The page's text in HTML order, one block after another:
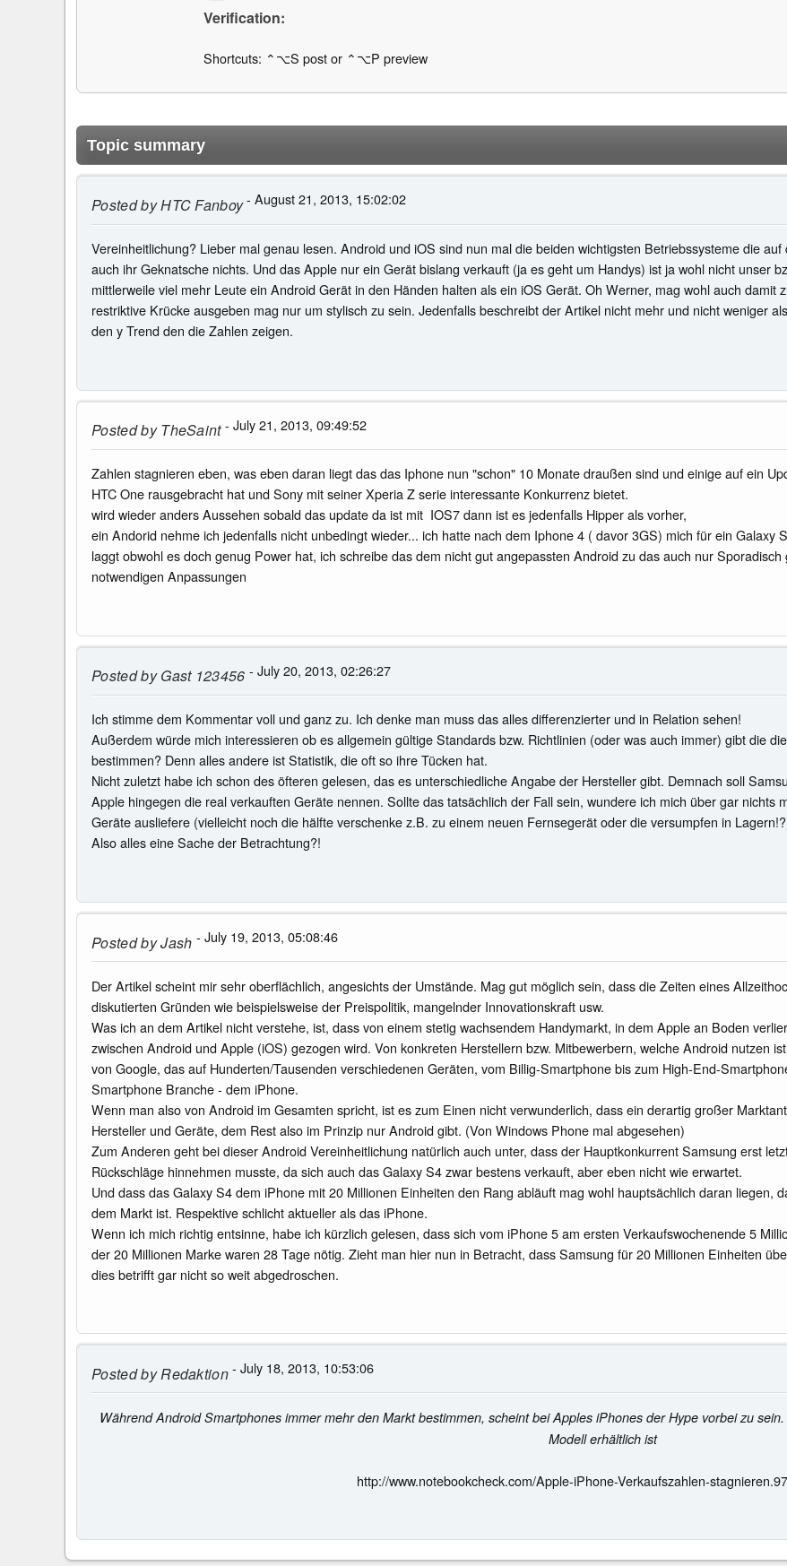
Verification:
Shortcuts: ⌃⌥S post or ⌃⌥P preview
Topic summary
Posted byHTC Fanboy- August 21, 2013, 15:02:02
Vereinheitlichung? Lieber mal genau lesen. Android und iOS sind nun mal die beiden wichtigsten Betriebssysteme die
auch ihr Geknatsche nichts. Und das Apple nur ein Gerät bislang verkauft (ja es geht um Handys) ist ja wohl nicht unser
mittlerweile viel mehr Leute ein Android Gerät in den Händen halten als ein iOS Gerät. Oh Werner, mag wohl auch
restriktive Krücke ausgeben mag nur um stylisch zu sein. Jedenfalls beschreibt der Artikel nicht mehr und nicht weniger
den y Trend den die Zahlen zeigen.
Posted byTheSaint- July 21, 2013, 09:49:52
Zahlen stagnieren eben, was eben daran liegt das das Iphone nun "schon" 10 Monate draußen sind und einige auf ein
HTC One rausgebracht hat und Sony mit seiner Xperia Z serie interessante Konkurrenz bietet.
wird wieder anders Aussehen sobald das update da ist mit IOS7 dann ist es jedenfalls Hipper als vorher,
ein Andorid nehme ich jedenfalls nicht unbedingt wieder... ich hatte nach dem Iphone 4 ( davor 3GS) mich für ein Galaxy
laggt obwohl es doch genug Power hat, ich schreibe das dem nicht gut angepassten Android zu das auch nur
notwendigen Anpassungen
Posted byGast 123456 - July 20, 2013, 02:26:27
Ich stimme dem Kommentar voll und ganz zu. Ich denke man muss das alles differenzierter und in Relation sehen!
Außerdem würde mich interessieren ob es allgemein gültige Standards bzw. Richtlinien (oder was auch immer) gibt die
bestimmen? Denn alles andere ist Statistik, die oft so ihre Tücken hat.
Nicht zuletzt habe ich schon des öfteren gelesen, das es unterschiedliche Angabe der Hersteller gibt. Demnach soll
Apple hingegen die real verkauften Geräte nennen. Sollte das tatsächlich der Fall sein, wundere ich mich über gar nichts
Geräte ausliefere (vielleicht noch die hälfte verschenke z.B. zu einem neuen Fernsegerät oder die versumpfen in
Also alles eine Sache der Betrachtung?!
Posted byJash - July 19, 2013, 05:08:46
Der Artikel scheint mir sehr oberflächlich, angesichts der Umstände. Mag gut möglich sein, dass die Zeiten eines
diskutierten Gründen wie beispielsweise der Preispolitik, mangelnder Innovationskraft usw.
Was ich an dem Artikel nicht verstehe, ist, dass von einem stetig wachsendem Handymarkt, in dem Apple an Boden
zwischen Android und Apple (iOS) gezogen wird. Von konkreten Herstellern bzw. Mitbewerbern, welche Android nutzen
von Google, das auf Hunderten/Tausenden verschiedenen Geräten, vom Billig-Smartphone bis zum High-End-
Smartphone Branche - dem iPhone.
Wenn man also von Android im Gesamten spricht, ist es zum Einen nicht verwunderlich, dass ein derartig großer
Hersteller und Geräte, dem Rest also im Prinzip nur Android gibt. (Von Windows Phone mal abgesehen)
Zum Anderen geht bei dieser Android Vereinheitlichung natürlich auch unter, dass der Hauptkonkurrent Samsung erst
Rückschläge hinnehmen musste, da sich auch das Galaxy S4 zwar bestens verkauft, aber eben nicht wie erwartet.
Und dass das Galaxy S4 dem iPhone mit 20 Millionen Einheiten den Rang abläuft mag wohl hauptsächlich daran liegen,
dem Markt ist. Respektive schlicht aktueller als das iPhone.
Wenn ich mich richtig entsinne, habe ich kürzlich gelesen, dass sich vom iPhone 5 am ersten Verkaufswochenende 5
der 20 Millionen Marke waren 28 Tage nötig. Zieht man hier nun in Betracht, dass Samsung für 20 Millionen Einheiten
dies betrifft gar nicht so weit abgedroschen.
Posted byRedaktion- July 18, 2013, 10:53:06
Während Android Smartphones immer mehr den Markt bestimmen, scheint bei Apples iPhones der Hype vorbei zu
Modell erhältlich ist
http://www.notebookcheck.com/Apple-iPhone-Verkaufszahlen-